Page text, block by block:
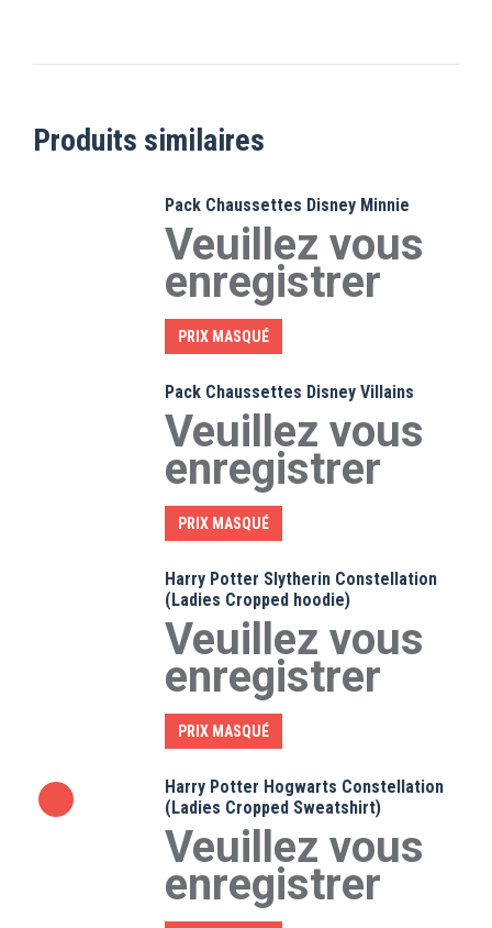
Produits similaires
Pack Chaussettes Disney Minnie
Veuillez vous
enregistrer
PRIX MASQUÉ
Pack Chaussettes Disney Villains
Veuillez vous
enregistrer
PRIX MASQUÉ
Harry Potter Slytherin Constellation
(Ladies Cropped hoodie)
Veuillez vous
enregistrer
PRIX MASQUÉ
Harry Potter Hogwarts Constellation
(Ladies Cropped Sweatshirt)
Veuillez vous
enregistrer